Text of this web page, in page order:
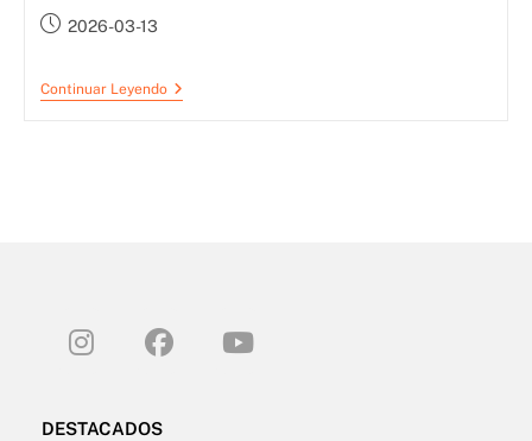
2026-03-13
Continuar Leyendo
DESTACADOS